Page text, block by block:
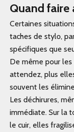
Quand faire
Certaines
taches de stylo,
spécifiques que
De même pour les
attendez, plus
souvent les
Les déchirures,
immédiate. Sur la
le cuir, elles